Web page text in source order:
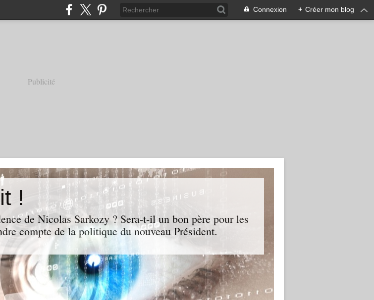
Connexion + Créer mon blog
Publicité
!
de Nicolas Sarkozy ? Sera-t-il un bon père pour les
compte de la politique du nouveau Président.